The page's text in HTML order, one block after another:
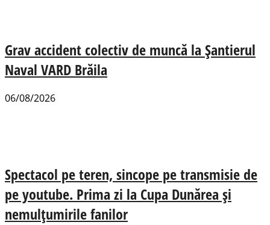
Grav accident colectiv de muncă la Șantierul
Naval VARD Brăila
06/08/2026
Spectacol pe teren, sincope pe transmisie de
pe youtube. Prima zi la Cupa Dunărea și
nemulțumirile fanilor